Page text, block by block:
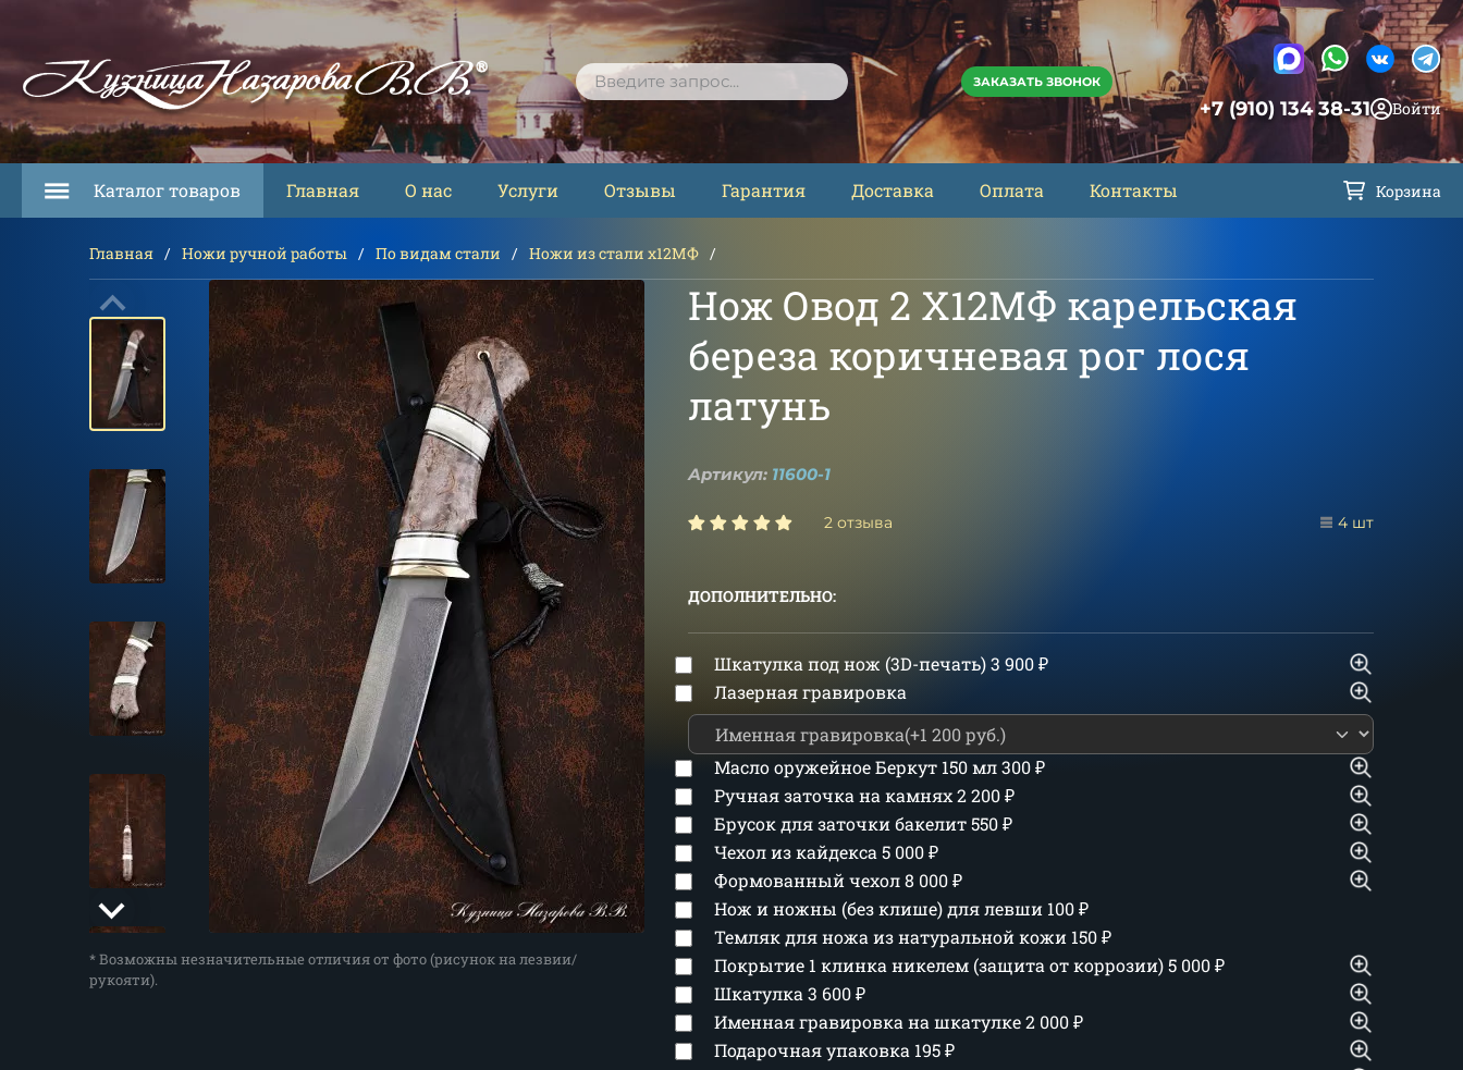
ПОИСК ЗАКАЗАТЬ ЗВОНОК
+7 (910) 134 38-31 Войти
Каталог товаров Главная О нас Услуги Отзывы Гарантия Доставка Оплата Контакты Корзина
Главная Ножи ручной работы По видам стали Ножи из стали х12МФ
* Возможны незначительные отличия от фото (рисунок на лезвии/
рукояти).
Нож Овод 2 Х12МФ карельская
береза коричневая рог лося
латунь
Артикул: 11600-1
2 отзыва 4 шт
ДОПОЛНИТЕЛЬНО:
Шкатулка под нож (3D-печать)3 900₽
Лазерная гравировка
Масло оружейное Беркут 150 мл300₽
Ручная заточка на камнях2 200₽
Брусок для заточки бакелит550₽
Чехол из кайдекса 5 000₽
Формованный чехол8 000₽
Нож и ножны (без клише) для левши 100₽
Темляк для ножа из натуральной кожи 150₽
Покрытие 1 клинка никелем (защита от коррозии)5 000₽
Шкатулка 3 600₽
Именная гравировка на шкатулке2 000₽
Подарочная упаковка 195₽